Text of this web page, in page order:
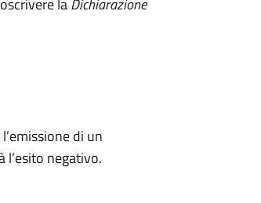
laDichiarazione
di un
negativo.